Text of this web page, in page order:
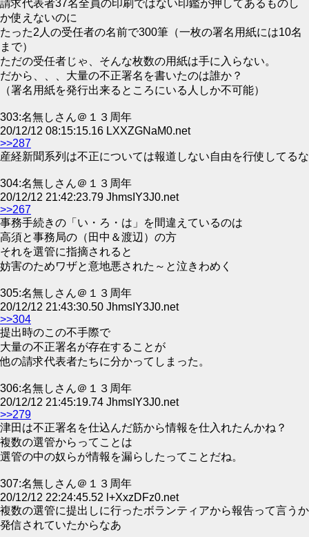
請求代表者37名全員の印刷ではない印鑑が押してあるものし
か使えないのに
たった2人の受任者の名前で300筆（一枚の署名用紙には10名
まで）
ただの受任者じゃ、そんな枚数の用紙は手に入らない。
だから、、、大量の不正署名を書いたのは誰か？
（署名用紙を発行出来るところにいる人しか不可能）
303:名無しさん＠１３周年
20/12/12 08:15:15.16 LXXZGNaM0.net
>>287
産経新聞系列は不正については報道しない自由を行使してるな
304:名無しさん＠１３周年
20/12/12 21:42:23.79 JhmsIY3J0.net
>>267
事務手続きの「い・ろ・は」を間違えているのは
高須と事務局の（田中＆渡辺）の方
それを選管に指摘されると
妨害のためワザと意地悪された～と泣きわめく
305:名無しさん＠１３周年
20/12/12 21:43:30.50 JhmsIY3J0.net
>>304
提出時のこの不手際で
大量の不正署名が存在することが
他の請求代表者たちに分かってしまった。
306:名無しさん＠１３周年
20/12/12 21:45:19.74 JhmsIY3J0.net
>>279
津田は不正署名を仕込んだ筋から情報を仕入れたんかね？
複数の選管からってことは
選管の中の奴らが情報を漏らしたってことだね。
307:名無しさん＠１３周年
20/12/12 22:24:45.52 l+XxzDFz0.net
複数の選管に提出しに行ったボランティアから報告って言うか
発信されていたからなあ